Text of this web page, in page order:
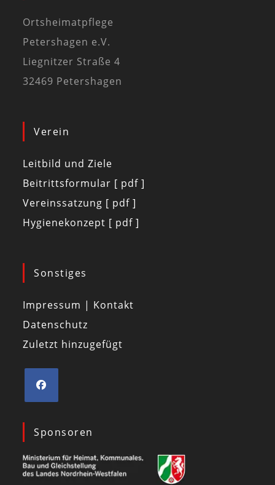
Ortsheimatpflege
Petershagen e.V.
Liegnitzer Straße 4
32469 Petershagen
Verein
Leitbild und Ziele
Beitrittsformular [ pdf ]
Vereinssatzung [ pdf ]
Hygienekonzept [ pdf ]
Sonstiges
Impressum | Kontakt
Datenschutz
Zuletzt hinzugefügt
Sponsoren